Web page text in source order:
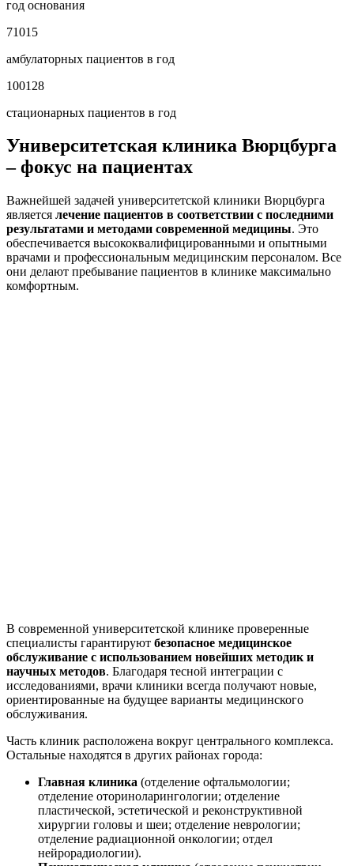
год основания
71015
амбулаторных пациентов в год
100128
стационарных пациентов в год
Университетская клиника Вюрцбурга
– фокус на пациентах
Важнейшей задачей университетской клиники Вюрцбурга
является лечение пациентов в соответствии с последними
результатами и методами современной медицины. Это
обеспечивается высококвалифицированными и опытными
врачами и профессиональным медицинским персоналом. Все
они делают пребывание пациентов в клинике максимально
комфортным.
В современной университетской клинике проверенные
специалисты гарантируют безопасное медицинское
обслуживание с использованием новейших методик и
научных методов. Благодаря тесной интеграции с
исследованиями, врачи клиники всегда получают новые,
ориентированные на будущее варианты медицинского
обслуживания.
Часть клиник расположена вокруг центрального комплекса.
Остальные находятся в других районах города:
Главная клиника (отделение офтальмологии;
отделение оториноларингологии; отделение
пластической, эстетической и реконструктивной
хирургии головы и шеи; отделение неврологии;
отделение радиационной онкологии; отдел
нейрорадиологии).